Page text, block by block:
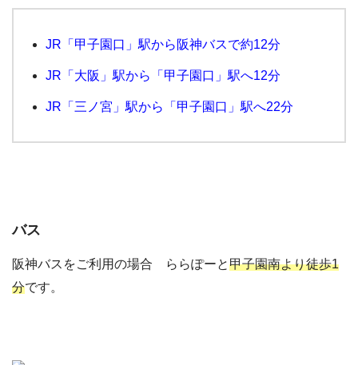
JR「甲子園口」駅から阪神バスで約12分
JR「大阪」駅から「甲子園口」駅へ12分
JR「三ノ宮」駅から「甲子園口」駅へ22分
バス
阪神バスをご利用の場合 ららぽーと甲子園南より徒歩1
分です。